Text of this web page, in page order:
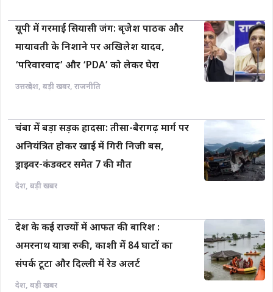
यूपी में गरमाई सियासी जंग: बृजेश पाठक और
मायावती के निशाने पर अखिलेश यादव,
‘परिवारवाद’ और ‘PDA’ को लेकर घेरा
उत्तरप्रदेश, बड़ी खबर, राजनीति
चंबा में बड़ा सड़क हादसा: तीसा-बैरागढ़ मार्ग पर
अनियंत्रित होकर खाई में गिरी निजी बस,
ड्राइवर-कंडक्टर समेत 7 की मौत
देश, बड़ी खबर
देश के कई राज्यों में आफत की बारिश :
अमरनाथ यात्रा रुकी, काशी में 84 घाटों का
संपर्क टूटा और दिल्ली में रेड अलर्ट
देश, बड़ी खबर